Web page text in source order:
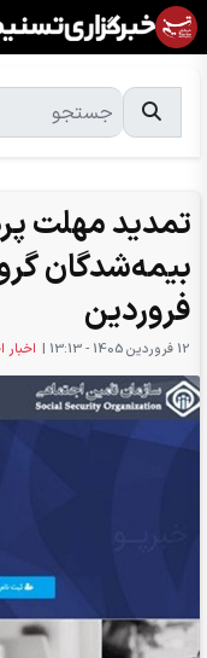
تمدید مهلت
فروردین
12 فروردين 1405 - 13:13 | اخبار